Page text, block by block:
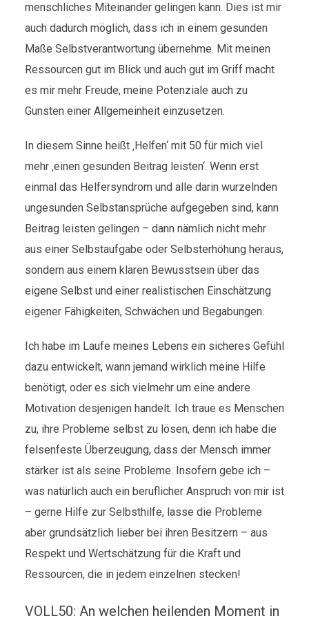
menschliches Miteinander gelingen kann. Dies ist mir
auch dadurch möglich, dass ich in einem gesunden
Maße Selbstverantwortung übernehme. Mit meinen
Ressourcen gut im Blick und auch gut im Griff macht
es mir mehr Freude, meine Potenziale auch zu
Gunsten einer Allgemeinheit einzusetzen.
In diesem Sinne heißt ‚Helfen‘ mit 50 für mich viel
mehr ‚einen gesunden Beitrag leisten‘. Wenn erst
einmal das Helfersyndrom und alle darin wurzelnden
ungesunden Selbstansprüche aufgegeben sind, kann
Beitrag leisten gelingen – dann nämlich nicht mehr
aus einer Selbstaufgabe oder Selbsterhöhung heraus,
sondern aus einem klaren Bewusstsein über das
eigene Selbst und einer realistischen Einschätzung
eigener Fähigkeiten, Schwächen und Begabungen.
Ich habe im Laufe meines Lebens ein sicheres Gefühl
dazu entwickelt, wann jemand wirklich meine Hilfe
benötigt, oder es sich vielmehr um eine andere
Motivation desjenigen handelt. Ich traue es Menschen
zu, ihre Probleme selbst zu lösen, denn ich habe die
felsenfeste Überzeugung, dass der Mensch immer
stärker ist als seine Probleme. Insofern gebe ich –
was natürlich auch ein beruflicher Anspruch von mir ist
– gerne Hilfe zur Selbsthilfe, lasse die Probleme
aber grundsätzlich lieber bei ihren Besitzern – aus
Respekt und Wertschätzung für die Kraft und
Ressourcen, die in jedem einzelnen stecken!
VOLL50: An welchen heilenden Moment in